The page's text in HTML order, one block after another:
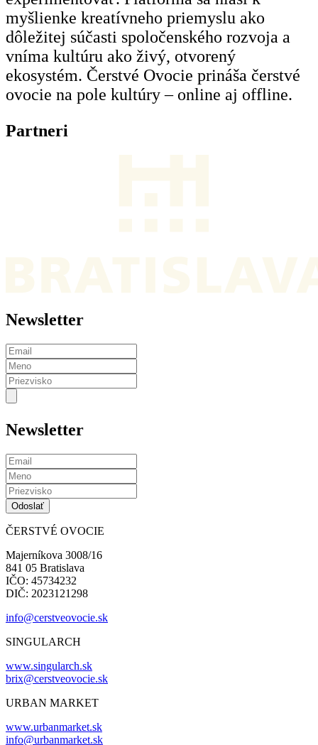
myšlienke kreatívneho priemyslu ako
dôležitej súčasti spoločenského rozvoja a
vníma kultúru ako živý, otvorený
ekosystém. Čerstvé Ovocie prináša čerstvé
ovocie na pole kultúry – online aj offline.
Partneri
Newsletter
Newsletter
ČERSTVÉ OVOCIE
Majerníkova 3008/16
841 05 Bratislava
IČO: 45734232
DIČ: 2023121298
info@cerstveovocie.sk
SINGULARCH
www.singularch.sk
brix@cerstveovocie.sk
URBAN MARKET
www.urbanmarket.sk
info@urbanmarket.sk